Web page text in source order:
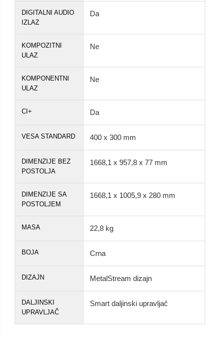
DIGITALNI AUDIO
IZLAZ
Da
KOMPOZITNI
ULAZ
Ne
KOMPONENTNI
ULAZ
Ne
CI+ Da
VESA STANDARD 400 x 300 mm
DIMENZIJE BEZ
POSTOLJA
1668,1 x 957,8 x 77 mm
DIMENZIJE SA
POSTOLJEM
1668,1 x 1005,9 x 280 mm
MASA 22,8 kg
BOJA Crna
DIZAJN MetalStream dizajn
DALJINSKI
UPRAVLJAČ
Smart daljinski upravljač